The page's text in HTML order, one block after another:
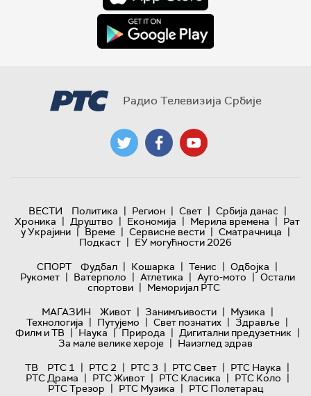
Радио Телевизија Србије
ВЕСТИ Политика | Регион | Свет | Србија данас |
Хроника | Друштво | Економија | Мерила времена | Рат
у Украјини | Време | Сервисне вести | Сматрачница |
Подкаст | ЕУ могућности 2026
СПОРТ
Фудбал | Кошарка | Тенис | Одбојка |
Рукомет | Ватерполо | Атлетика | Ауто-мото | Остали
спортови | Меморијал РТС
МАГАЗИН
Живот | Занимљивости | Музика |
Технологијa | Путујемо | Свет познатих | Здравље |
Филм и ТВ | Наука | Природа | Дигитални предузетник |
За мале велике хероје | Наизглед здрав
ТВ
РТС 1 | РТС 2 | РТС 3 | РТС Свет | РТС Наука |
РТС Драма | РТС Живот | РТС Класика | РТС Коло |
РТС Трезор | РТС Музика | РТС Полетарац